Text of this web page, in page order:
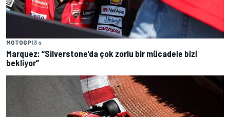
MOTOGP13 s
Marquez: “Silverstone’da çok zorlu bir mücadele bizi
bekliyor”